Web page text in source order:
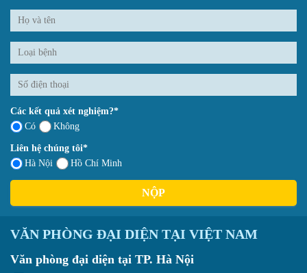
Các kết quả xét nghiệm?*
Có
Không
Liên hệ chúng tôi*
Hà Nội
Hồ Chí Minh
NỘP
VĂN PHÒNG ĐẠI DIỆN TẠI VIỆT NAM
Văn phòng đại diện tại TP. Hà Nội